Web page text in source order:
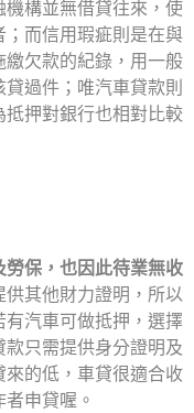
構並無借貸往來，使
而信用瑕疵則是在與
欠款的紀錄，用一般
過件；唯汽車貸款則
押對銀行也相對比較
保，也因此待業無收
供其他財力證明，所以
汽車可做抵押，選擇
只需提供身分證明及
的低，車貸很適合收
申貸喔。